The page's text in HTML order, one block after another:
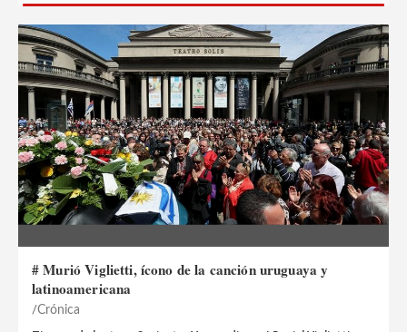
# Murió Viglietti, ícono de la canción uruguaya y
latinoamericana
Crónica